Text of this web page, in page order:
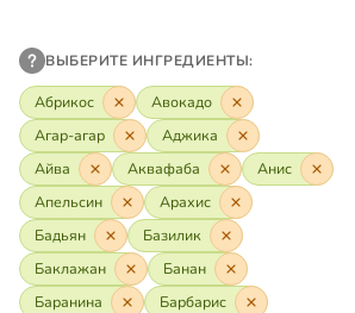
ВЫБЕРИТЕ ИНГРЕДИЕНТЫ:
Абрикос
Авокадо
Агар-агар
Аджика
Айва
Аквафаба
Анис
Апельсин
Арахис
Бадьян
Базилик
Баклажан
Банан
Баранина
Барбарис